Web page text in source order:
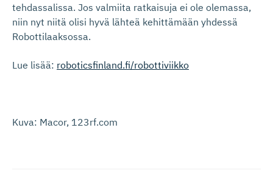
tehdassalissa. Jos valmiita ratkaisuja ei ole olemassa,
niin nyt niitä olisi hyvä lähteä kehittämään yhdessä
Robottilaaksossa.
Lue lisää: roboticsfinland.fi/robottiviikko
Kuva: Macor, 123rf.com